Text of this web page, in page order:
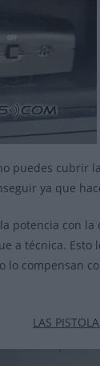
puedes cubrir
ya que
potencia con
a técnica.
compensan
LAS